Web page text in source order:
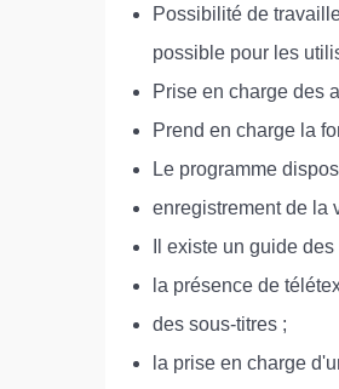
Possibilité de
possible pour les
Prise en charge des
Prend en charge la
Le programme
enregistrement de la
Il existe un guide
la présence de
des sous-titres ;
la prise en charge